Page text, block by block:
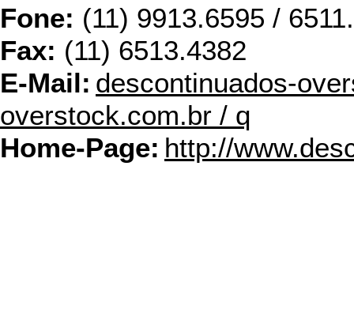
Fone: (11) 9913.6595 /
Fax: (11) 6513.4382
E-Mail: descontinuados-
overstock.com.br / q
Home-Page: http://